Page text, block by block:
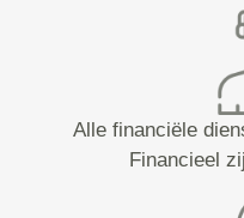
Alle financiële
Financieel